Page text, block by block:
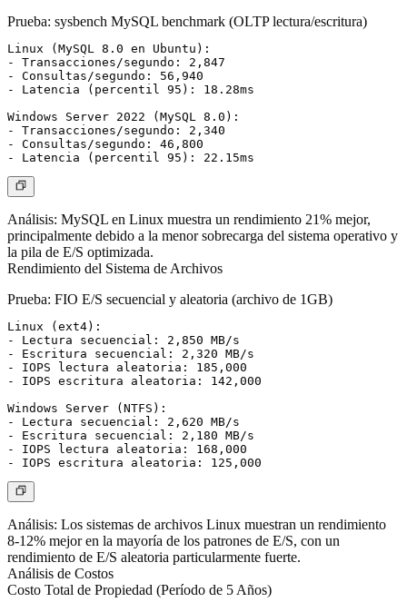
Prueba: sysbench MySQL benchmark (OLTP lectura/escritura)
Linux (MySQL 8.0 en Ubuntu):
- Transacciones/segundo: 2,847
- Consultas/segundo: 56,940
- Latencia (percentil 95): 18.28ms
Windows Server 2022 (MySQL 8.0):
- Transacciones/segundo: 2,340
- Consultas/segundo: 46,800
Análisis: MySQL en Linux muestra un rendimiento 21% mejor,
principalmente debido a la menor sobrecarga del sistema operativo y
la pila de E/S optimizada.
Rendimiento del Sistema de Archivos
Prueba: FIO E/S secuencial y aleatoria (archivo de 1GB)
Linux (ext4):
- Lectura secuencial: 2,850 MB/s
- Escritura secuencial: 2,320 MB/s
- IOPS lectura aleatoria: 185,000
- IOPS escritura aleatoria: 142,000
Windows Server (NTFS):
- Lectura secuencial: 2,620 MB/s
- Escritura secuencial: 2,180 MB/s
- IOPS lectura aleatoria: 168,000
Análisis: Los sistemas de archivos Linux muestran un rendimiento
8-12% mejor en la mayoría de los patrones de E/S, con un
rendimiento de E/S aleatoria particularmente fuerte.
Análisis de Costos
Costo Total de Propiedad (Período de 5 Años)